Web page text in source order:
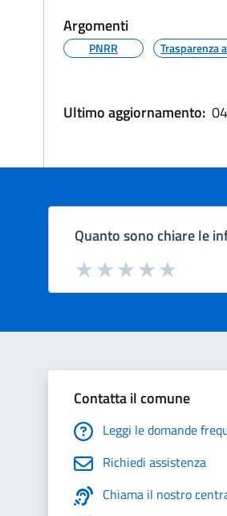
Argomenti
PNRR Trasparenza
Ultimo aggiornamento:
Quanto sono chiare le
Valuta da 1 a 5 stelle la pagina
Valuta 5
Valuta 4 stelle
Valuta 3 stelle su 5
Valuta 2 stelle su 5
Valuta 1 stelle su 5
Contatta il comune
Leggi le domande
Richiedi assistenza
Chiama il nostro